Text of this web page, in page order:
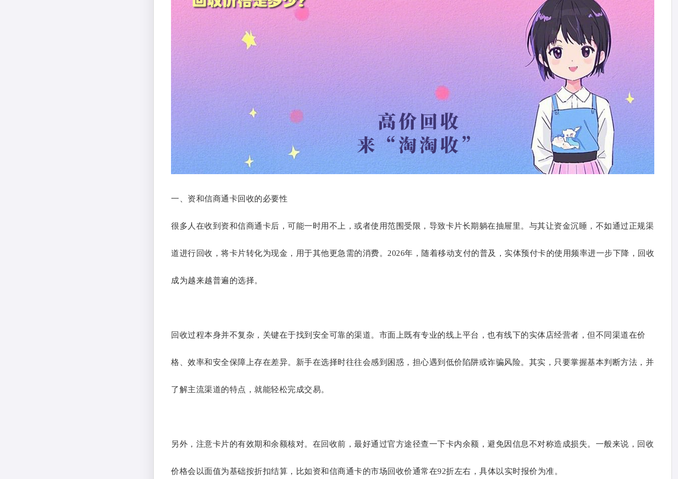
一、资和信商通卡回收的必要性
很多人在收到资和信商通卡后，可能一时用不上，或者使用范围受限，导致卡片长期躺在抽屉里。与其让资金沉睡，不如通过正规渠
道进行回收，将卡片转化为现金，用于其他更急需的消费。2026年，随着移动支付的普及，实体预付卡的使用频率进一步下降，回收
成为越来越普遍的选择。
回收过程本身并不复杂，关键在于找到安全可靠的渠道。市面上既有专业的线上平台，也有线下的实体店经营者，但不同渠道在价
格、效率和安全保障上存在差异。新手在选择时往往会感到困惑，担心遇到低价陷阱或诈骗风险。其实，只要掌握基本判断方法，并
了解主流渠道的特点，就能轻松完成交易。
另外，注意卡片的有效期和余额核对。在回收前，最好通过官方途径查一下卡内余额，避免因信息不对称造成损失。一般来说，回收
价格会以面值为基础按折扣结算，比如资和信商通卡的市场回收价通常在92折左右，具体以实时报价为准。